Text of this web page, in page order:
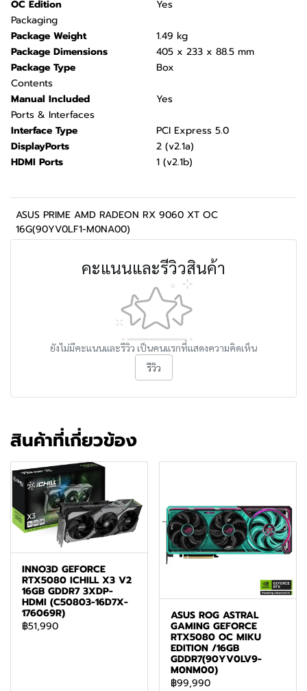
OC Edition
Yes
Packaging
Package Weight
1.49 kg
Package Dimensions
405 x 233 x 88.5 mm
Package Type
Box
Contents
Manual Included
Yes
Ports & Interfaces
Interface Type
PCI Express 5.0
DisplayPorts
2 (v2.1a)
HDMI Ports
1 (v2.1b)
ASUS PRIME AMD RADEON RX 9060 XT OC
16G(90YV0LF1-M0NA00)
คะแนนและรีวิวสินค้า
ยังไม่มีคะแนนและรีวิว เป็นคนแรกที่แสดงความคิดเห็น
รีวิว
สินค้าที่เกี่ยวข้อง
INNO3D GEFORCE
RTX5080 ICHILL X3 V2
16GB GDDR7 3XDP-
HDMI (C50803-16D7X-
176069R)
฿51,990
ASUS ROG ASTRAL
GAMING GEFORCE
RTX5080 OC MIKU
EDITION /16GB
GDDR7(90YV0LV9-
M0NM00)
฿99,990